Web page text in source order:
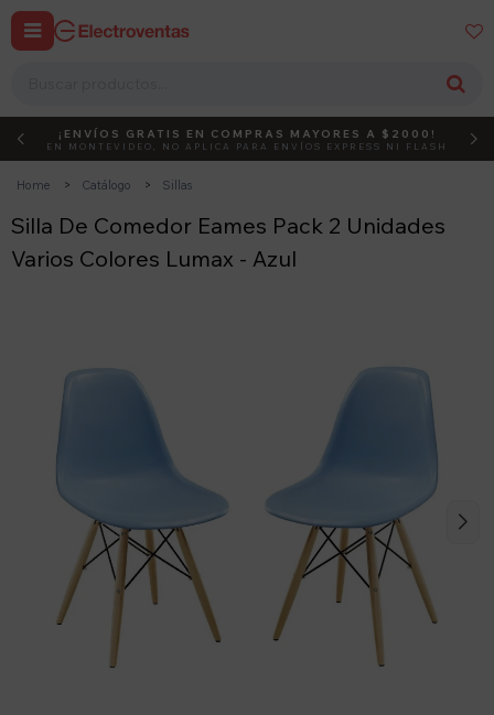
 
DEBUT ACTIVÁ EL CÓDIGO
¡ENVÍOS GRATIS EN COMPRAS MAYORES A $2000!
EN MONTEVIDEO, NO APLICA PARA ENVÍOS EXPRESS NI FLASH
Home Catálogo Sillas
Silla De Comedor Eames Pack 2 Unidades
Varios Colores Lumax - Azul